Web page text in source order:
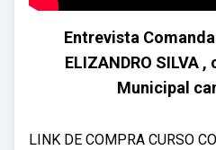
Entrevista
ELIZANDRO SILVA
Municipal
LINK DE COMPRA CURSO